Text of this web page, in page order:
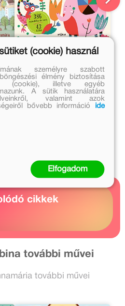
Békabölcső. Nagy
verseskönyv a
legkisebbeknek
Eredeti ár:
7 999 Ft
Kötött ár:
cikkek
további művei
további művei
(cookie) használ
személyre szabott
élmény biztosítása
(cookie), illetve egyéb
A sütik használatára
valamint azok
bővebb információ
ide
Elfogadom